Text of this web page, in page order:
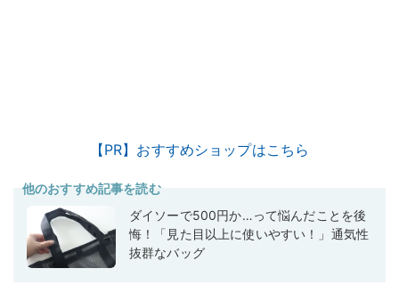
【PR】おすすめショップはこちら
他のおすすめ記事を読む
ダイソーで500円か…って悩んだことを後
悔！「見た目以上に使いやすい！」通気性
抜群なバッグ